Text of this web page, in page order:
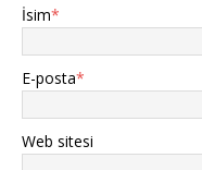
İsim*
E-posta*
Web sitesi